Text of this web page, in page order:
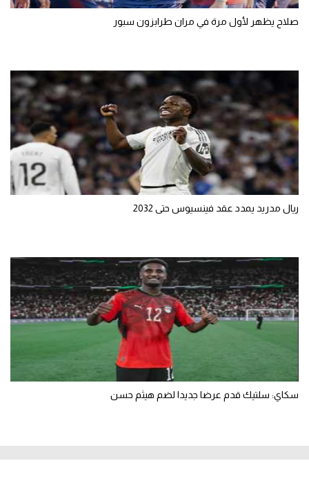
صلاح يظهر لأول مرة في مران طرابزون سبور
ريال مدريد يمدد عقد فينسيوس حتى 2032
سكاي: سلتيك قدم عرضا جديدا لضم هيثم حسن